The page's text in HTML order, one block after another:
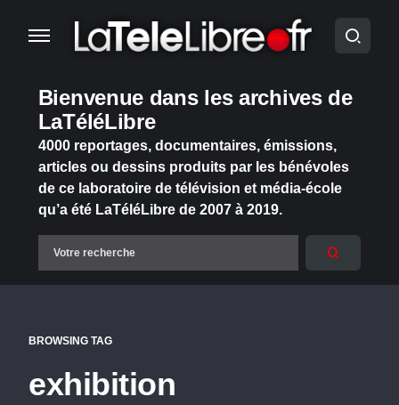
Bienvenue dans les archives de
LaTéléLibre
4000 reportages, documentaires, émissions,
articles ou dessins produits par les bénévoles
de ce laboratoire de télévision et média-école
qu’a été LaTéléLibre de 2007 à 2019.
BROWSING TAG
exhibition